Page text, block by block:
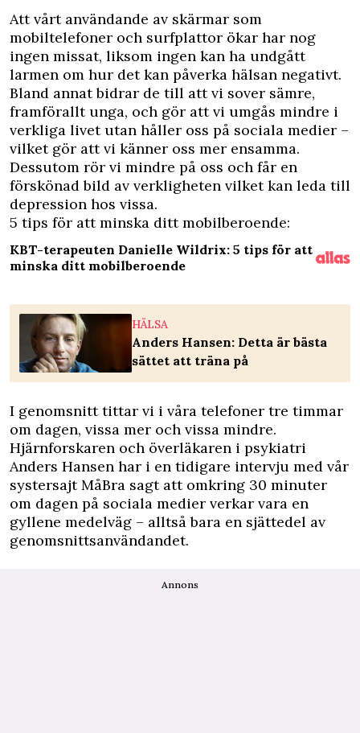
Att vårt användande av skärmar som
mobiltelefoner och surfplattor ökar har nog
ingen missat, liksom ingen kan ha undgått
larmen om hur det kan påverka hälsan negativt.
Bland annat bidrar de till att vi sover sämre,
framförallt unga, och gör att vi umgås mindre i
verkliga livet utan håller oss på sociala medier –
vilket gör att vi känner oss mer ensamma.
Dessutom rör vi mindre på oss och får en
förskönad bild av verkligheten vilket kan leda till
depression hos vissa.
5 tips för att minska ditt mobilberoende:
KBT-terapeuten Danielle Wildrix: 5 tips för att
minska ditt mobilberoende
HÄLSA
Anders Hansen: Detta är bästa
sättet att träna på
I genomsnitt tittar vi i våra telefoner tre timmar
om dagen, vissa mer och vissa mindre.
Hjärnforskaren och överläkaren i psykiatri
Anders Hansen har i en tidigare intervju med vår
systersajt MåBra sagt att omkring 30 minuter
om dagen på sociala medier verkar vara en
gyllene medelväg – alltså bara en sjättedel av
genomsnittsanvändandet.
Annons